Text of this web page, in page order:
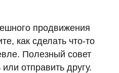
продвижения
как сделать что-то
Полезный совет
отправить другу.